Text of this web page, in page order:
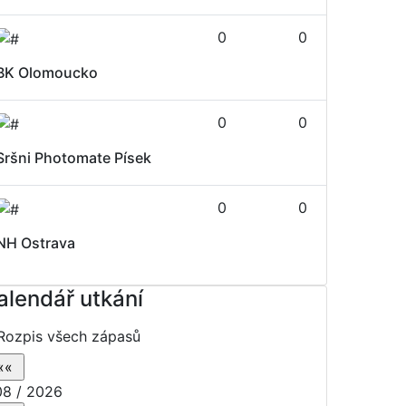
Olomoucko
0 0
Photomate Písek
0 0
Ostrava
0 0
utkání
všech zápasů
/ 2026